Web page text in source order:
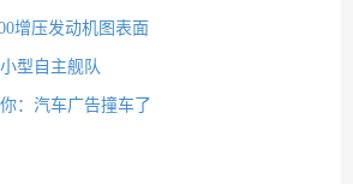
增压发动机图表面
型自主舰队
：汽车广告撞车了